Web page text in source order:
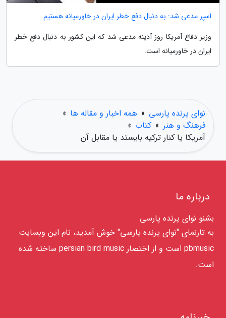
اسپر مدعی شد: به دنبال دفع خطر ایران در خاورمیانه هستیم
وزیر دفاع آمریکا روز آدینه مدعی شد که این کشور به دنبال دفع خطر
ایران در خاورمیانه است.
نوای پرنده پارسی » همه اخبار و مقاله ها »
فرهنگ و هنر » کتاب »
آمریکا یا کنار ترکیه بایستد یا مقابل آن
درباره ما
بشنو نوای پرنده پارسی
به تارنمای "نوای پرنده پارسی" خوش آمدید، نام این وبسایت
pbmusic است و از اختصار persian bird music ساخته شده
است.